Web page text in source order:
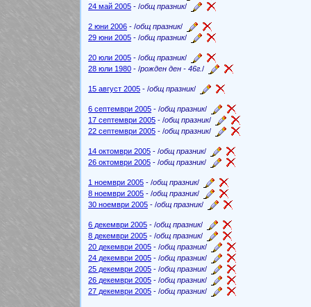
24 май 2005 - /общ празник/
2 юни 2006 - /общ празник/
29 юни 2005 - /общ празник/
20 юли 2005 - /общ празник/
28 юли 1980 - /рожден ден - 46г./
15 август 2005 - /общ празник/
6 септември 2005 - /общ празник/
17 септември 2005 - /общ празник/
22 септември 2005 - /общ празник/
14 октомври 2005 - /общ празник/
26 октомври 2005 - /общ празник/
1 ноември 2005 - /общ празник/
8 ноември 2005 - /общ празник/
30 ноември 2005 - /общ празник/
6 декември 2005 - /общ празник/
8 декември 2005 - /общ празник/
20 декември 2005 - /общ празник/
24 декември 2005 - /общ празник/
25 декември 2005 - /общ празник/
26 декември 2005 - /общ празник/
27 декември 2005 - /общ празник/